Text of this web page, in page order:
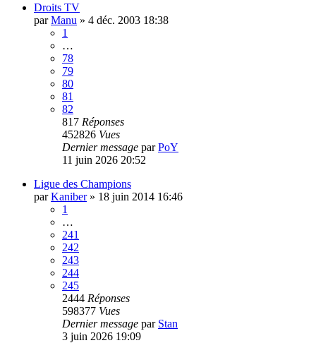
Droits TV
parManu » 4 déc. 2003 18:38
1
…
78
79
80
81
82
817 Réponses
452826 Vues
Dernier message parPoY
11 juin 2026 20:52
Ligue des Champions
parKaniber» 18 juin 2014 16:46
1
…
241
242
243
244
245
2444 Réponses
598377 Vues
Dernier message par Stan
3 juin 2026 19:09